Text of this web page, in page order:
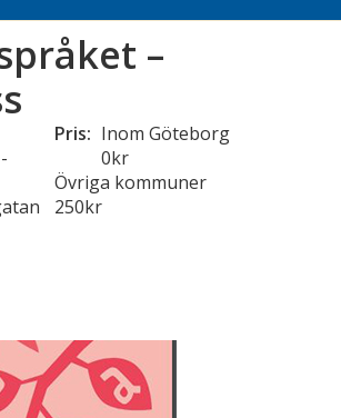
–
-
Pris: Inom Göteborg
0kr
Övriga kommuner
250kr